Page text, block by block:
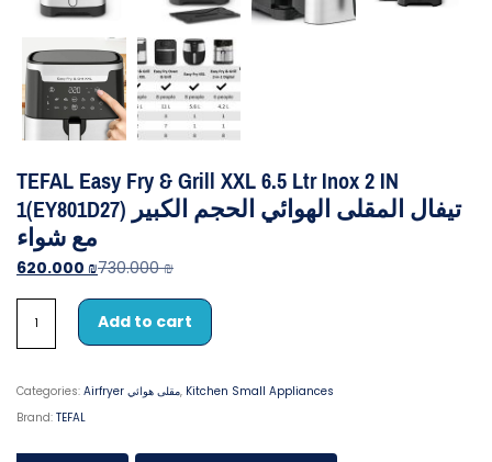
TEFAL Easy Fry & Grill XXL 6.5 Ltr Inox 2 IN
1(EY801D27) تيفال المقلى الهوائي الحجم الكبير
مع شواء
620.000 ₪730.000₪
Add to cart
Categories: Airfryer مقلى هوائي, Kitchen Small Appliances
Brand: TEFAL